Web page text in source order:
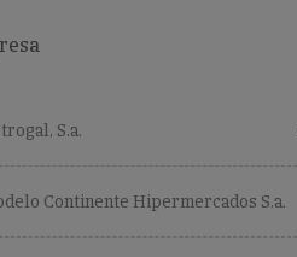
S.a.
Continente Hipermercados S.a.